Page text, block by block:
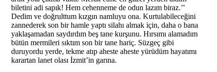
biletini adi sapık! Hem cehenneme de odun lazım biraz.’’
Dedim ve doğrulttum kızgın namluyu ona. Kurtulabileceğini
zannederek son bir hamle yaptı silahı almak için, daha o bana
yaklaşamadan saydırdım beş tane kurşunu. Hırsımı alamadım
bütün mermileri sıktım son bir tane hariç. Süzgeç gibi
duruyordu yerde, tekme atıp aheste aheste yürüdüm hayatımı
karartan lanet olası İzmit’in garına.